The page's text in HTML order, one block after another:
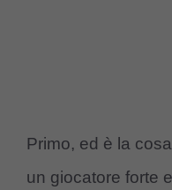
Primo, ed è la
un giocatore forte e